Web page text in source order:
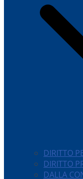
DIRITTO
DIRITTO
DALLA